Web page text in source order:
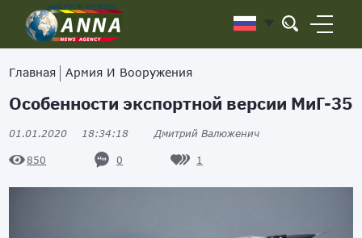
Главная Армия И Вооружения
Особенности экспортной версии МиГ-35
01.01.2020 18:34:18 Дмитрий Валюженич
850 0 1